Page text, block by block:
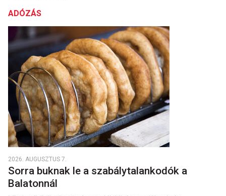
ADÓZÁS
2026. AUGUSZTUS 7.
Sorra buknak le a szabálytalankodók a
Balatonnál